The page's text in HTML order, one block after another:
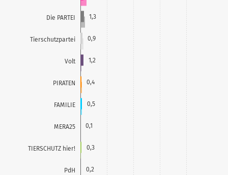
Die PARTEI
Tierschutzpartei
Volt
PIRATEN
FAMILIE
MERA25
TIERSCHUTZ hier!
PdH
1,3
0,9
1,2
0,4
0,5
0,1
0,3
0,2